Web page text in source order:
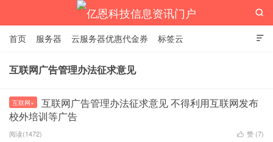
亿恩科技信息资讯门户

首页 服务器 云服务器优惠代金券 标签云

互联网广告管理办法征求意见
互联网+
互联网广告管理办法征求意见 不得利用互联网发布
校外培训等广告
阅读(1472)  赞 (7)